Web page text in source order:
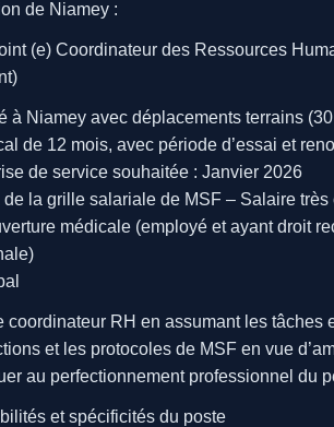
de Niamey :
(e) Coordinateur des Ressources
à Niamey avec déplacements terrains
de 12 mois, avec période d’essai et
de service souhaitée : Janvier 2026
de la grille salariale de MSF – Salaire très
médicale (employé et ayant droit
coordinateur RH en assumant les
et les protocoles de MSF en vue
au perfectionnement professionnel du
et spécificités du poste